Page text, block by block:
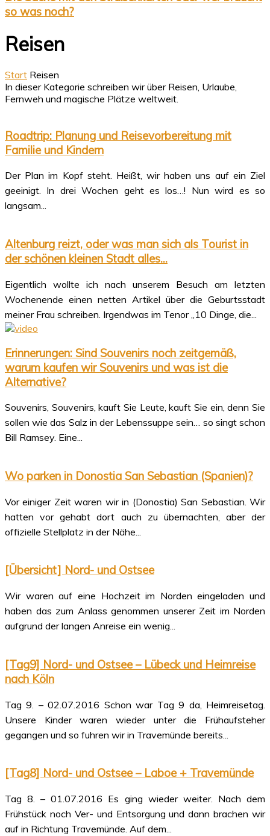
so was noch?
Reisen
Start Reisen
In dieser Kategorie schreiben wir über Reisen, Urlaube,
Fernweh und magische Plätze weltweit.
Roadtrip: Planung und Reisevorbereitung mit
Familie und Kindern
Der Plan im Kopf steht. Heißt, wir haben uns auf ein Ziel
geeinigt. In drei Wochen geht es los…! Nun wird es so
langsam...
Altenburg reizt, oder was man sich als Tourist in
der schönen kleinen Stadt alles...
Eigentlich wollte ich nach unserem Besuch am letzten
Wochenende einen netten Artikel über die Geburtsstadt
meiner Frau schreiben. Irgendwas im Tenor „10 Dinge, die...
Erinnerungen: Sind Souvenirs noch zeitgemäß,
warum kaufen wir Souvenirs und was ist die
Alternative?
Souvenirs, Souvenirs, kauft Sie Leute, kauft Sie ein, denn Sie
sollen wie das Salz in der Lebenssuppe sein… so singt schon
Bill Ramsey. Eine...
Wo parken in Donostia San Sebastian (Spanien)?
Vor einiger Zeit waren wir in (Donostia) San Sebastian. Wir
hatten vor gehabt dort auch zu übernachten, aber der
offizielle Stellplatz in der Nähe...
[Übersicht] Nord- und Ostsee
Wir waren auf eine Hochzeit im Norden eingeladen und
haben das zum Anlass genommen unserer Zeit im Norden
aufgrund der langen Anreise ein wenig...
[Tag9] Nord- und Ostsee – Lübeck und Heimreise
nach Köln
Tag 9. – 02.07.2016 Schon war Tag 9 da, Heimreisetag.
Unsere Kinder waren wieder unter die Frühaufsteher
gegangen und so fuhren wir in Travemünde bereits...
[Tag8] Nord- und Ostsee – Laboe + Travemünde
Tag 8. – 01.07.2016 Es ging wieder weiter. Nach dem
Frühstück noch Ver- und Entsorgung und dann brachen wir
auf in Richtung Travemünde. Auf dem...